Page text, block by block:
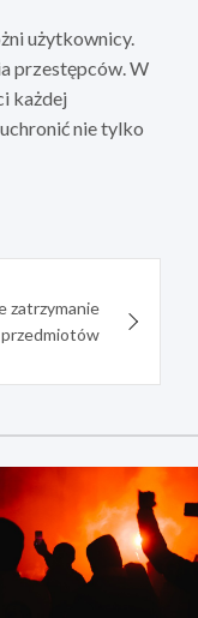
użytkownicy.
przestępców. W
każdej
nie tylko
zatrzymanie
przedmiotów